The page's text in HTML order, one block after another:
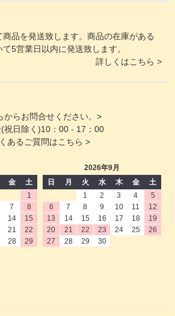
品を発送致します。商品の在庫がある
5営業日以内に発送致します。
詳しくはこちら >
からお問合せください。>
(祝日除く)10：00 - 17：00
あるご質問はこちら >
金
土
1
7
8
14
15
21
22
28
29
2026年9月
日
月 火 水 木 金
土
1
2 3 4
5
6
7 8 9 10 11
12
13
14 15 16 17 18
19
20
21 22 23 24 25
26
27
28 29 30